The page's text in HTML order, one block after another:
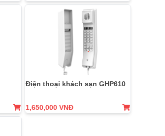
Điện thoại khách sạn GHP610
1,650,000 VNĐ